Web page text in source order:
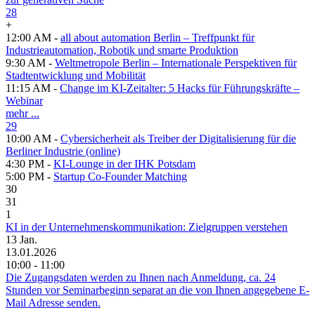
28
+
12:00 AM - all about automation Berlin – Treffpunkt für
Industrieautomation, Robotik und smarte Produktion
9:30 AM - Weltmetropole Berlin – Internationale Perspektiven für
Stadtentwicklung und Mobilität
11:15 AM - Change im KI-Zeitalter: 5 Hacks für Führungskräfte –
Webinar
mehr ...
29
10:00 AM - Cybersicherheit als Treiber der Digitalisierung für die
Berliner Industrie (online)
4:30 PM - KI-Lounge in der IHK Potsdam
5:00 PM - Startup Co-Founder Matching
30
31
1
KI in der Unternehmenskommunikation: Zielgruppen verstehen
13 Jan.
13.01.2026
10:00 - 11:00
Die Zugangsdaten werden zu Ihnen nach Anmeldung, ca. 24
Stunden vor Seminarbeginn separat an die von Ihnen angegebene E-
Mail Adresse senden.